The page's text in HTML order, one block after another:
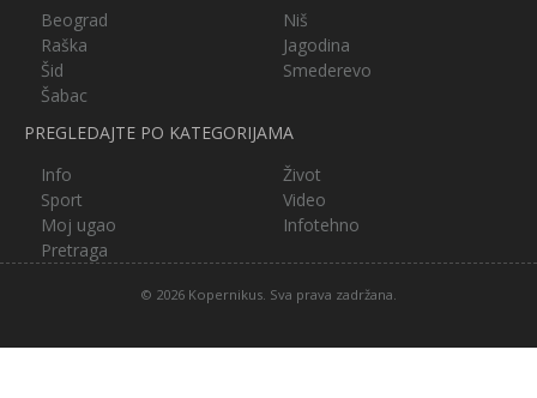
Beograd
Niš
Raška
Jagodina
Šid
Smederevo
Šabac
PREGLEDAJTE PO KATEGORIJAMA
Info
Život
Sport
Video
Moj ugao
Infotehno
Pretraga
© 2026 Kopernikus. Sva prava zadržana.